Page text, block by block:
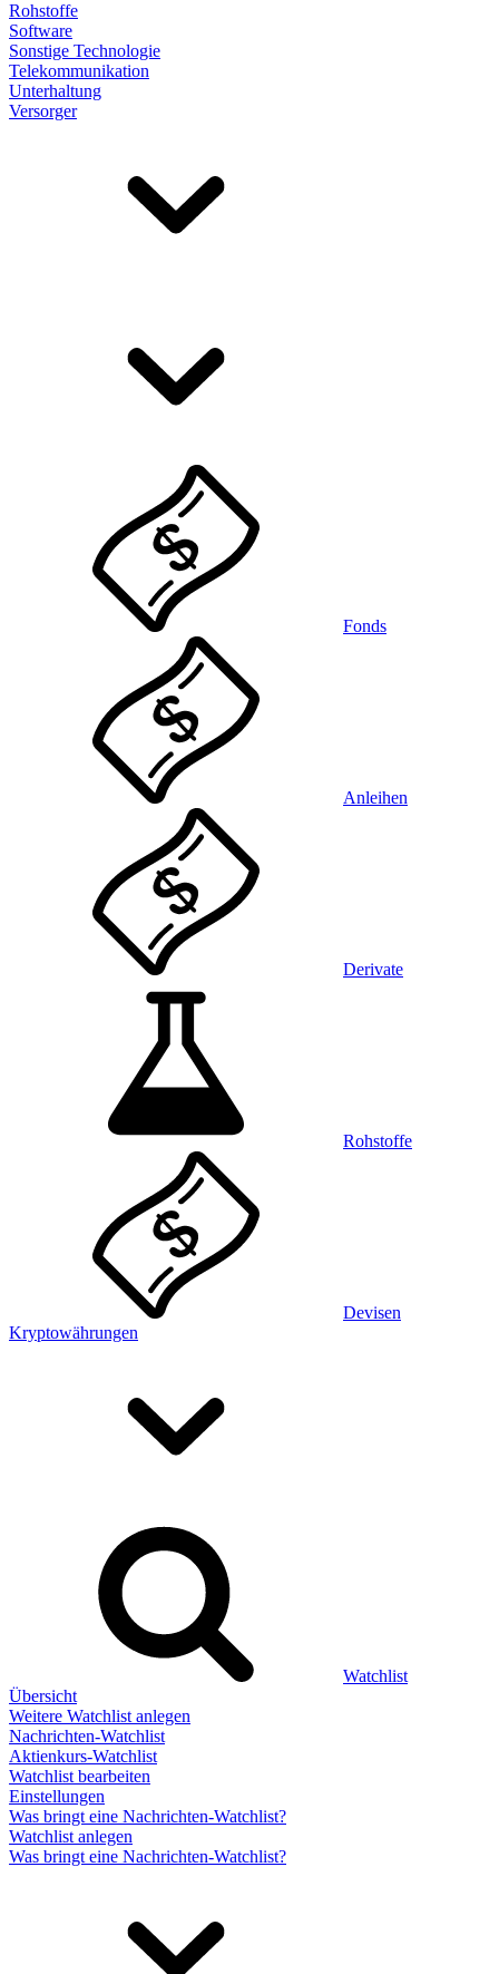
Rohstoffe
Software
Sonstige Technologie
Telekommunikation
Unterhaltung
Versorger
Fonds
Anleihen
Derivate
Rohstoffe
Devisen
Kryptowährungen
Watchlist
Übersicht
Weitere Watchlist anlegen
Nachrichten-Watchlist
Aktienkurs-Watchlist
Watchlist bearbeiten
Einstellungen
Was bringt eine Nachrichten-Watchlist?
Watchlist anlegen
Was bringt eine Nachrichten-Watchlist?